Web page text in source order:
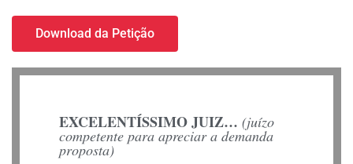
Download da Petição
EXCELENTÍSSIMO JUIZ… (juízo
competente para apreciar a demanda
proposta)